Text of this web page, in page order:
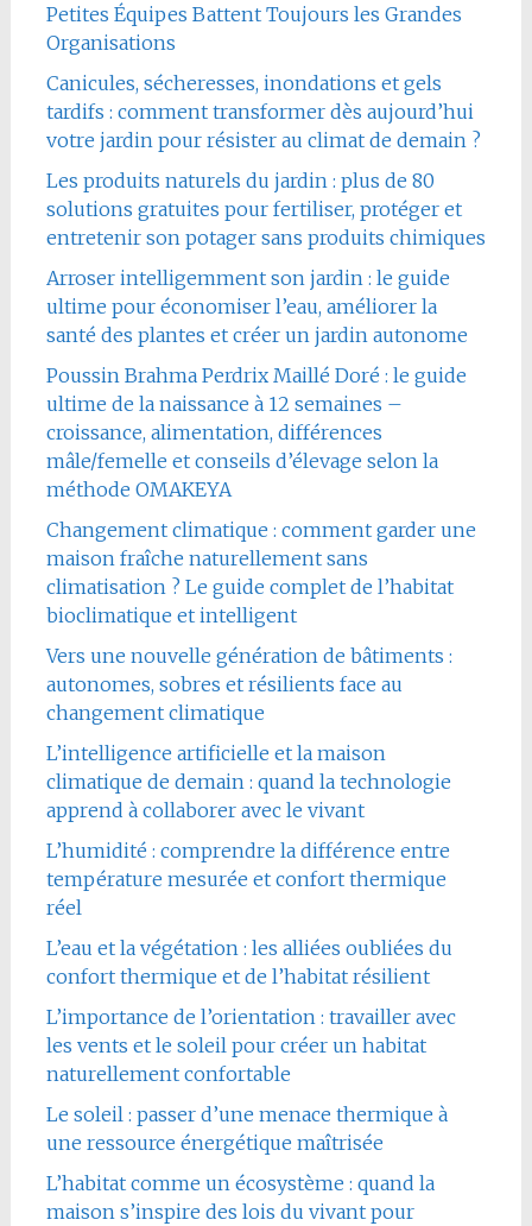
Petites Équipes Battent Toujours les Grandes
Organisations
Canicules, sécheresses, inondations et gels
tardifs : comment transformer dès aujourd’hui
votre jardin pour résister au climat de demain ?
Les produits naturels du jardin : plus de 80
solutions gratuites pour fertiliser, protéger et
entretenir son potager sans produits chimiques
Arroser intelligemment son jardin : le guide
ultime pour économiser l’eau, améliorer la
santé des plantes et créer un jardin autonome
Poussin Brahma Perdrix Maillé Doré : le guide
ultime de la naissance à 12 semaines –
croissance, alimentation, différences
mâle/femelle et conseils d’élevage selon la
méthode OMAKEYA
Changement climatique : comment garder une
maison fraîche naturellement sans
climatisation ? Le guide complet de l’habitat
bioclimatique et intelligent
Vers une nouvelle génération de bâtiments :
autonomes, sobres et résilients face au
changement climatique
L’intelligence artificielle et la maison
climatique de demain : quand la technologie
apprend à collaborer avec le vivant
L’humidité : comprendre la différence entre
température mesurée et confort thermique
réel
L’eau et la végétation : les alliées oubliées du
confort thermique et de l’habitat résilient
L’importance de l’orientation : travailler avec
les vents et le soleil pour créer un habitat
naturellement confortable
Le soleil : passer d’une menace thermique à
une ressource énergétique maîtrisée
L’habitat comme un écosystème : quand la
maison s’inspire des lois du vivant pour